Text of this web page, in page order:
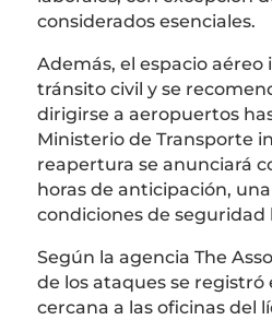
considerados esenciales.
Además, el espacio aéreo
tránsito civil y se
dirigirse a aeropuertos
Ministerio de Transporte
reapertura se anunciará
horas de anticipación,
condiciones de seguridad
Según la agencia The
de los ataques se registró
cercana a las oficinas del